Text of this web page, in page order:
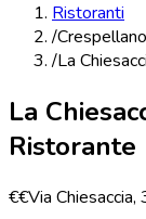
Ristoranti
/Crespellano
/La
La
Ristorante
€€Via